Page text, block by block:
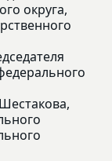
округа,